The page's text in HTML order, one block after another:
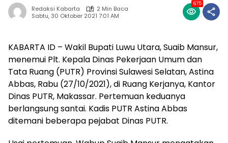
Redaksi Kabarta
2 Min Baca
Sabtu, 30 Oktober 2021 7:01 AM
675
KABARTA ID – Wakil Bupati Luwu Utara, Suaib Mansur,
menemui Plt. Kepala Dinas Pekerjaan Umum dan
Tata Ruang (PUTR) Provinsi Sulawesi Selatan, Astina
Abbas, Rabu (27/10/2021), di Ruang Kerjanya, Kantor
Dinas PUTR, Makassar. Pertemuan keduanya
berlangsung santai. Kadis PUTR Astina Abbas
ditemani beberapa pejabat Dinas PUTR.